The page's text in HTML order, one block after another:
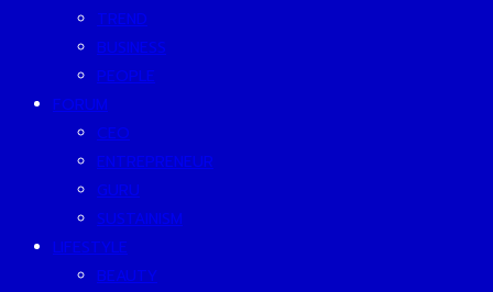
TREND
BUSINESS
PEOPLE
FORUM
CEO
ENTREPRENEUR
GURU
SUSTAINISM
LIFESTYLE
BEAUTY